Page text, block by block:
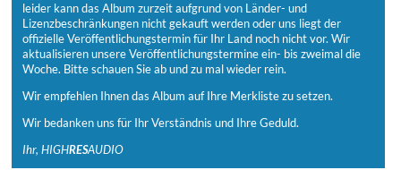
leider kann das Album zurzeit aufgrund von Länder- und
Lizenzbeschränkungen nicht gekauft werden oder uns liegt der
offizielle Veröffentlichungstermin für Ihr Land noch nicht vor. Wir
aktualisieren unsere Veröffentlichungstermine ein- bis zweimal die
Woche. Bitte schauen Sie ab und zu mal wieder rein.
Wir empfehlen Ihnen das Album auf Ihre Merkliste zu setzen.
Wir bedanken uns für Ihr Verständnis und Ihre Geduld.
Ihr, HIGHRESAUDIO